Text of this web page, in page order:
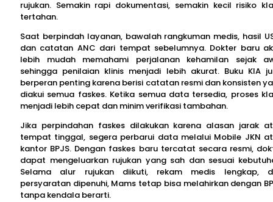
rujukan. Semakin rapi dokumentasi, semakin kecil risiko
tertahan.
Saat berpindah layanan, bawalah rangkuman medis, hasil
dan catatan ANC dari tempat sebelumnya. Dokter baru
lebih mudah memahami perjalanan kehamilan sejak
sehingga penilaian klinis menjadi lebih akurat. Buku KIA
berperan penting karena berisi catatan resmi dan konsisten
diakui semua faskes. Ketika semua data tersedia, proses
menjadi lebih cepat dan minim verifikasi tambahan.
Jika perpindahan faskes dilakukan karena alasan jarak
tempat tinggal, segera perbarui data melalui Mobile JKN
kantor BPJS. Dengan faskes baru tercatat secara resmi,
dapat mengeluarkan rujukan yang sah dan sesuai
Selama alur rujukan diikuti, rekam medis lengkap,
persyaratan dipenuhi, Mams tetap bisa melahirkan dengan
tanpa kendala berarti.